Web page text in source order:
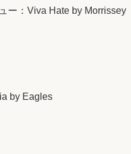
ー：Viva Hate by Morrissey
by Eagles